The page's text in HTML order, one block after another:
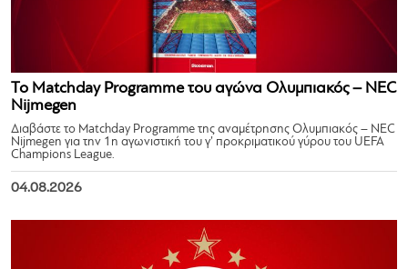
Το Matchday Programme του αγώνα Ολυμπιακός – NEC
Nijmegen
Διαβάστε το Matchday Programme της αναμέτρησης Ολυμπιακός – NEC
Nijmegen για την 1η αγωνιστική του γ’ προκριματικού γύρου του UEFA
Champions League.
04.08.2026